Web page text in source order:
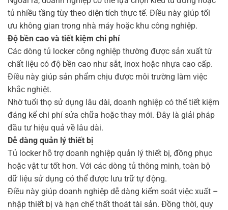
tủ nhiều tầng tùy theo diện tích thực tế. Điều này giúp tối
ưu không gian trong nhà máy hoặc khu công nghiệp.
Độ bền cao và tiết kiệm chi phí
Các dòng tủ locker công nghiệp thường được sản xuất từ
chất liệu có độ bền cao như sắt, inox hoặc nhựa cao cấp.
Điều này giúp sản phẩm chịu được môi trường làm việc
khắc nghiệt.
Nhờ tuổi thọ sử dụng lâu dài, doanh nghiệp có thể tiết kiệm
đáng kể chi phí sửa chữa hoặc thay mới. Đây là giải pháp
đầu tư hiệu quả về lâu dài.
Dễ dàng quản lý thiết bị
Tủ locker hỗ trợ doanh nghiệp quản lý thiết bị, đồng phục
hoặc vật tư tốt hơn. Với các dòng tủ thông minh, toàn bộ
dữ liệu sử dụng có thể được lưu trữ tự động.
Điều này giúp doanh nghiệp dễ dàng kiểm soát việc xuất –
nhập thiết bị và hạn chế thất thoát tài sản. Đồng thời, quy